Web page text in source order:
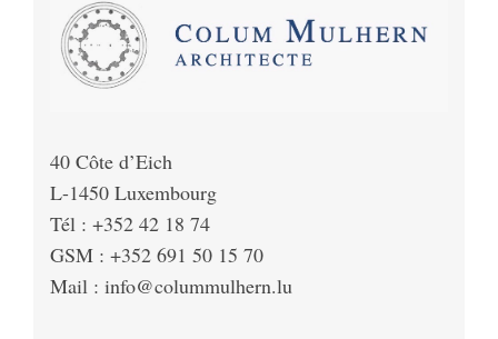
40 Côte d’Eich
L-1450 Luxembourg
Tél : +352 42 18 74
GSM : +352 691 50 15 70
Mail : info@colummulhern.lu